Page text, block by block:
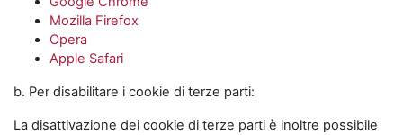
Mozilla Firefox
Opera
Apple Safari
b. Per disabilitare i cookie di terze parti:
La disattivazione dei cookie di terze parti è inoltre possibile